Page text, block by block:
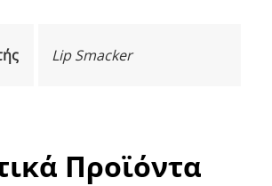
Lip Smacker
Προϊόντα